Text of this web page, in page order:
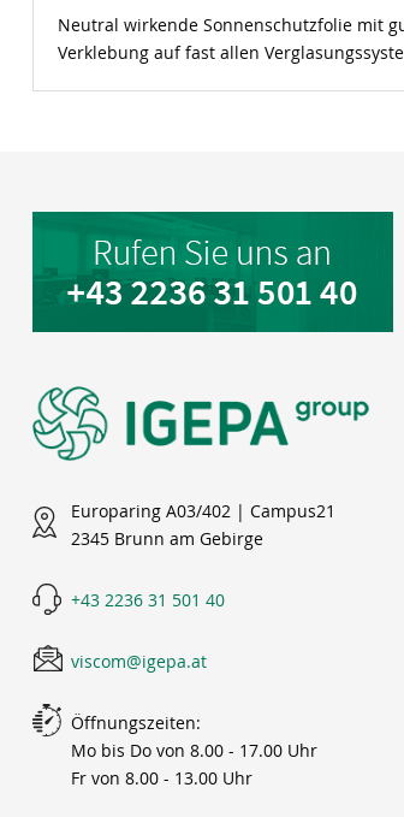
Neutral wirkende Sonnenschutzfolie mit
Verklebung auf fast allen
Europaring A03/402 | Campus21
2345 Brunn am Gebirge
+43 2236 31 501 40
viscom@igepa.at
Öffnungszeiten:
Mo bis Do von 8.00 - 17.00 Uhr
Fr von 8.00 - 13.00 Uhr